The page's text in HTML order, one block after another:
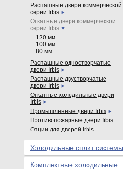
Распашные двери коммерческой
серии Irbis
Откатные двери коммерческой
серии Irbis
120 мм
100 мм
80 мм
Распашные одностворчатые
двери Irbis
Распашные двустворчатые
двери Irbis
Откатные холодильные двери
Irbis
Промышленные двери Irbis
Противопожарные двери Irbis
Опции для дверей Irbis
Холодильные сплит системы
Комплектные холодильные